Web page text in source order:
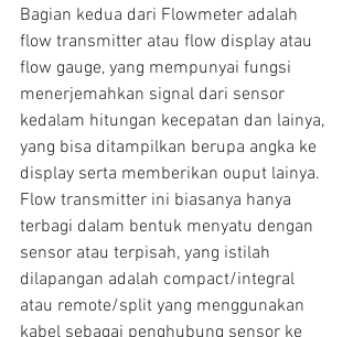
Bagian kedua dari Flowmeter adalah
flow transmitter atau flow display atau
flow gauge, yang mempunyai fungsi
menerjemahkan signal dari sensor
kedalam hitungan kecepatan dan lainya,
yang bisa ditampilkan berupa angka ke
display serta memberikan ouput lainya.
Flow transmitter ini biasanya hanya
terbagi dalam bentuk menyatu dengan
sensor atau terpisah, yang istilah
dilapangan adalah compact/integral
atau remote/split yang menggunakan
kabel sebagai penghubung sensor ke